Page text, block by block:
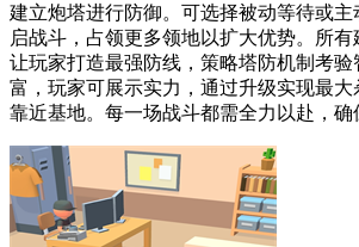
建立炮塔进行防御。可选择被动等待或
启战斗，占领更多领地以扩大优势。所有
让玩家打造最强防线，策略塔防机制考
富，玩家可展示实力，通过升级实现最大
靠近基地。每一场战斗都需全力以赴，确